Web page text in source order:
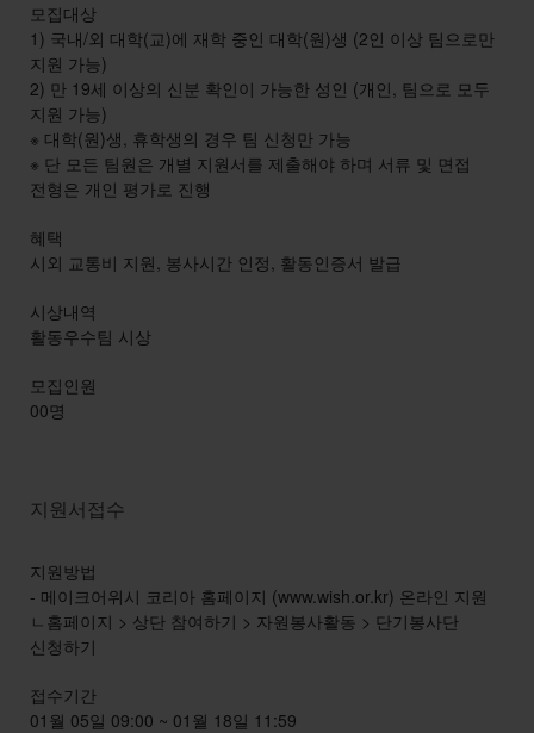
모집대상
1) 국내/외 대학(교)에 재학 중인 대학(원)생 (2인 이상 팀으로만
지원 가능)
2) 만 19세 이상의 신분 확인이 가능한 성인 (개인, 팀으로 모두
지원 가능)
※ 대학(원)생, 휴학생의 경우 팀 신청만 가능
※ 단 모든 팀원은 개별 지원서를 제출해야 하며 서류 및 면접
전형은 개인 평가로 진행
혜택
시외 교통비 지원, 봉사시간 인정, 활동인증서 발급
시상내역
활동우수팀 시상
모집인원
00명
지원서접수
지원방법
- 메이크어위시 코리아 홈페이지 (www.wish.or.kr) 온라인 지원
ㄴ홈페이지 > 상단 참여하기 > 자원봉사활동 > 단기봉사단
신청하기
접수기간
01월 05일 09:00 ~ 01월 18일 11:59